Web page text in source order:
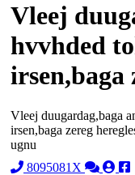
Vleej
hvvhded
irsen,baga
Vleej duugardag,baga
irsen,baga zereg
ugnu
8095081X